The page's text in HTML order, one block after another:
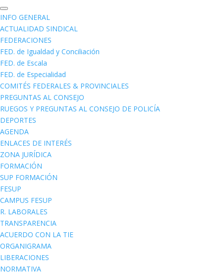
INFO GENERAL
ACTUALIDAD SINDICAL
FEDERACIONES
FED. de Igualdad y Conciliación
FED. de Escala
FED. de Especialidad
COMITÉS FEDERALES & PROVINCIALES
PREGUNTAS AL CONSEJO
RUEGOS Y PREGUNTAS AL CONSEJO DE POLICÍA
DEPORTES
AGENDA
ENLACES DE INTERÉS
ZONA JURÍDICA
FORMACIÓN
SUP FORMACIÓN
FESUP
CAMPUS FESUP
R. LABORALES
TRANSPARENCIA
ACUERDO CON LA TIE
ORGANIGRAMA
LIBERACIONES
NORMATIVA